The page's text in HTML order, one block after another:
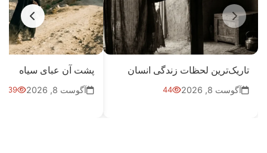
تاریک‌ترین لحظات زندگی انسان
آگوست 8, 2026 44
پشت آن عبای سیاه
آگوست 8, 2026 39